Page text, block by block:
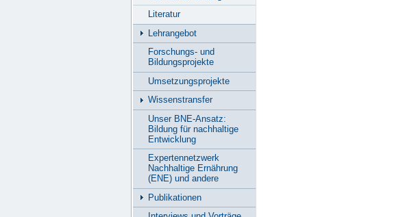
Literatur
Lehrangebot
Forschungs- und
Bildungsprojekte
Umsetzungsprojekte
Wissenstransfer
Unser BNE-Ansatz:
Bildung für nachhaltige
Entwicklung
Expertennetzwerk
Nachhaltige Ernährung
(ENE) und andere
Publikationen